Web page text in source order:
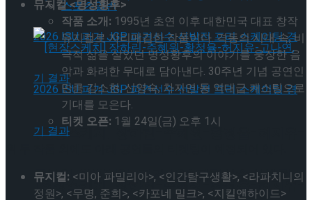
[현장스케치] 장하린-주혜원-황정율-허지유-
고나연, 2026 ISU 피겨 JGP 파견선수 선발전
스포츠일반
[현장스케치] 장하린-주혜원-황정율-허지유-
뮤지컬 <명성황후>
작품 소개: 1995년 초연 이후 대한민국 대표 창작
뮤지컬로 자리매김한 작품이다. 격동의 시대 속, 비
극적 삶을 살았던 명성황후의 이야기를 웅장한 음
악과 화려한 무대로 담아낸다. 30주년 기념 공연인
만큼 김소현, 신영숙, 차지연 등 역대급 캐스팅으로
기대를 모은다.
티켓 오픈: 1월 24일(금) 오후 1시
뮤지컬: <미아 파밀리아>, <인간탐구생활>, <라파치니의
정원>, <무명, 준희>, <카포네 밀크>, <지킬앤하이드>